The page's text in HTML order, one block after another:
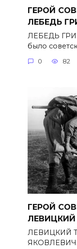
ГЕРОЙ
ЛЕБЕДЬ
ЛЕБЕДЬ
было
0 82
ГЕРОЙ
ЛЕВИЦКИЙ
ЯКОВЛЕВИЧ.